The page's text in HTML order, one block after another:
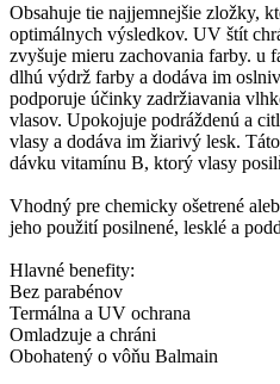
Obsahuje tie najjemnejšie zložky,
optimálnych výsledkov. UV štít
zvyšuje mieru zachovania farby. u
dlhú výdrž farby a dodáva im
podporuje účinky zadržiavania
vlasov. Upokojuje podráždenú a
vlasy a dodáva im žiarivý lesk.
dávku vitamínu B, ktorý vlasy
Vhodný pre chemicky ošetrené
jeho použití posilnené, lesklé a
Hlavné benefity:
Bez parabénov
Termálna a UV ochrana
Omladzuje a chráni
Obohatený o vôňu Balmain